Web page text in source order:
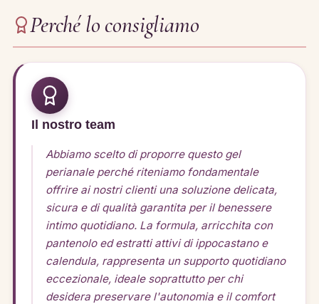
Perché lo consigliamo
Il nostro team
Abbiamo scelto di proporre questo gel
perianale perché riteniamo fondamentale
offrire ai nostri clienti una soluzione delicata,
sicura e di qualità garantita per il benessere
intimo quotidiano. La formula, arricchita con
pantenolo ed estratti attivi di ippocastano e
calendula, rappresenta un supporto quotidiano
eccezionale, ideale soprattutto per chi
desidera preservare l'autonomia e il comfort